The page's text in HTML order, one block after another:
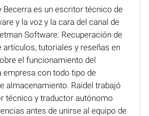
Becerra es un escritor técnico de
y la voz y la cara del canal de
Software: Recuperación de
artículos, tutoriales y reseñas en
el funcionamiento del
empresa con todo tipo de
almacenamiento. Raidel trabajó
técnico y traductor autónomo
antes de unirse al equipo de